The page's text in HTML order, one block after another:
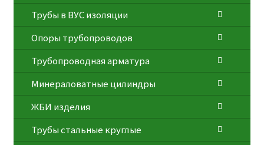
Трубы в ВУС изоляции
Опоры трубопроводов
Трубопроводная арматура
Минераловатные цилиндры
ЖБИ изделия
Трубы стальные круглые